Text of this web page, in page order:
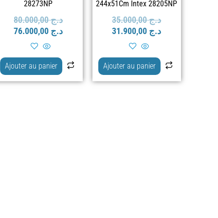
28273NP
د.ج80.000,00
د.ج
Ajouter au panier
244x51Cm Intex 28205NP
د.ج35.000,00
د.ج
Ajouter au panier